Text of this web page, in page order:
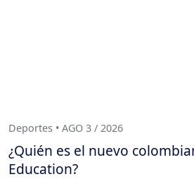
Deportes • AGO 3 / 2026
¿Quién es el nuevo
Education?